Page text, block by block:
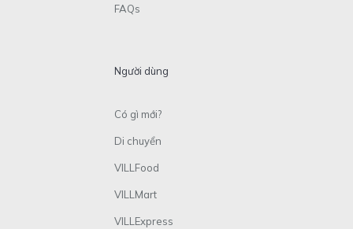
FAQs
Người dùng
Có gì mới?
Di chuyển
VILLFood
VILLMart
VILLExpress